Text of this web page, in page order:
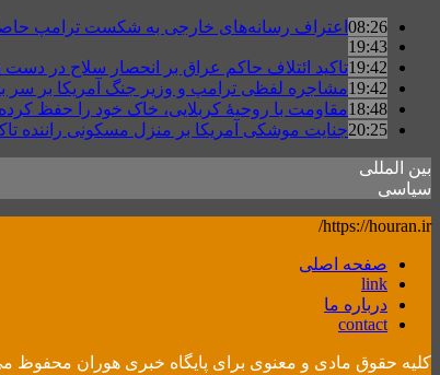
08:26 اعتراف رسانه‌های خارجی به شکست ترامپ
19:43
19:42تاکید ائتلاف حاکم عراق بر انحصار سلاح در
19:42مشاجره لفظی ترامپ و وزیر جنگ آمریکا بر سر
18:48مقاومت با روحیهٔ کربلایی، خاک خود را حفظ
20:25جنایت موشکی آمریکا بر منزل مسکونی
بین المللی
سیاسی
https://houran.ir/
صفحه اصلی
link
درباره ما
contact
کلیه حقوق مادی و معنوی برای پایگاه خبری هوران محفوظ